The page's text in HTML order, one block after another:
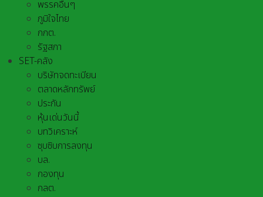
พรรคอื่นๆ
ภูมิใจไทย
กกต.
รัฐสภา
SET-คลัง
บริษัทจดทะเบียน
ตลาดหลักทรัพย์
ประกัน
หุ้นเด่นวันนี้
บทวิเคราะห์
ซุบซิบการลงทุน
บล.
กองทุน
กลต.